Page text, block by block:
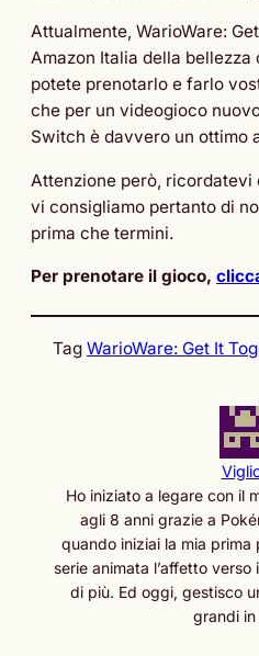
Attualmente, WarioWare:
Amazon Italia della bellezza
potete prenotarlo e farlo
che per un videogioco
Switch è davvero un ottimo
Attenzione però, ricordatevi
vi consigliamo pertanto di
prima che termini.
Per prenotare il gioco,
Tag WarioWare: Get It
Ho iniziato a legare con il
agli 8 anni grazie a
quando iniziai la mia
serie animata l’affetto
di più. Ed oggi, gestisco
grandi in